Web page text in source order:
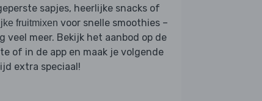
sapjes, heerlijke snacks of
fruitmixen voor snelle smoothies –
veel meer. Bekijk het aanbod op de
of in de app en maak je volgende
extra speciaal!